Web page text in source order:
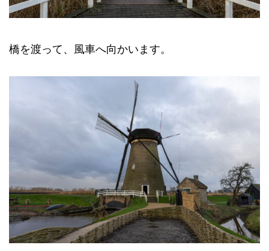
橋を渡って、風車へ向かいます。